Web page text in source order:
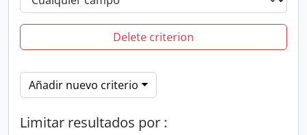
Delete criterion
Añadir nuevo criterio
Limitar resultados por :